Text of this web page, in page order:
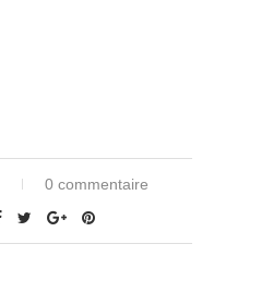
0 commentaire